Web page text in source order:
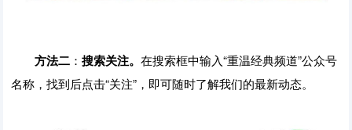
方法二 ：搜索关注。在搜索框中输入“重温经典频道”公众号
名称，找到后点击“关注”，即可随时了解我们的最新动态。